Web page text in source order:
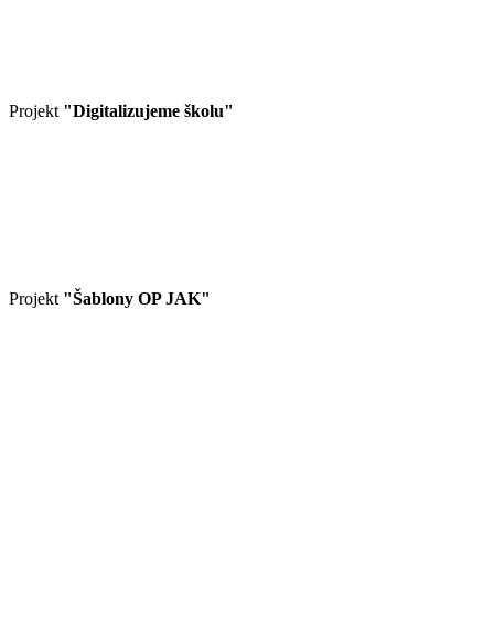
Projekt "Digitalizujeme školu"
Projekt "Šablony OP JAK"